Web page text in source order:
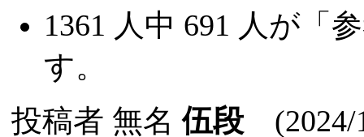
1361 人中 691 人が「
す。
投稿者 無名 伍段 (2024/